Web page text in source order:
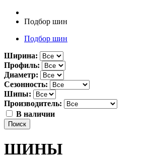
Подбор шин
Подбор шин
Ширина:
Профиль:
Диаметр:
Сезонность:
Шипы:
Производитель:
В наличии
Поиск
ШИНЫ